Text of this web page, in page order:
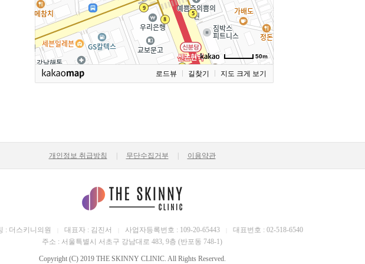
50m
로드뷰 길찾기 지도 크게 보기
개인정보 취급방침 | 무단수집거부 | 이용약관
: 더스키니의원 대표자 : 김진서 사업자등록번호 : 109-20-65443
대표번호 : 02-518-6540
주소 : 서울특별시 서초구 강남대로 483, 9층 (반포동 748-1)
Copyright (C) 2019 THE SKINNY CLINIC. All Rights Reserved.